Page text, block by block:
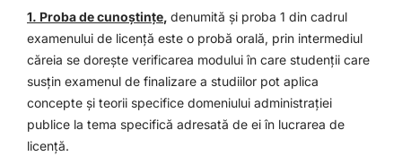
1. Proba de cunoștințe, denumită și proba 1 din cadrul
examenului de licență este o probă orală, prin intermediul
căreia se dorește verificarea modului în care studenții care
susțin examenul de finalizare a studiilor pot aplica
concepte și teorii specifice domeniului administrației
publice la tema specifică adresată de ei în lucrarea de
licență.